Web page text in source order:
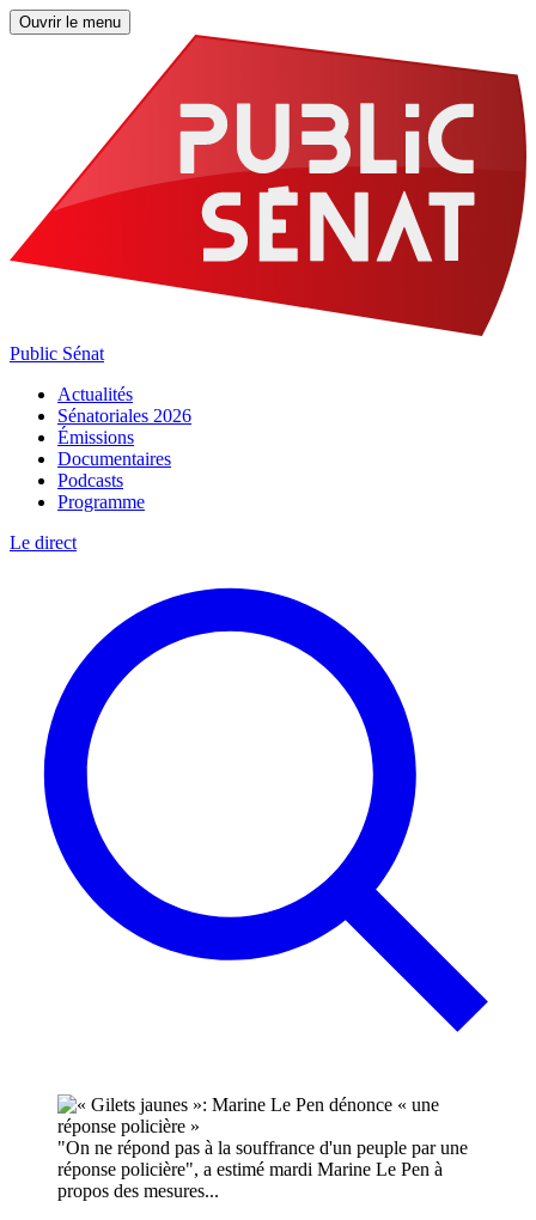
Ouvrir le menu
Public Sénat
Actualités
Sénatoriales 2026
Émissions
Documentaires
Podcasts
Programme
Le direct
"On ne répond pas à la souffrance d'un peuple par une
réponse policière", a estimé mardi Marine Le Pen à
propos des mesures...